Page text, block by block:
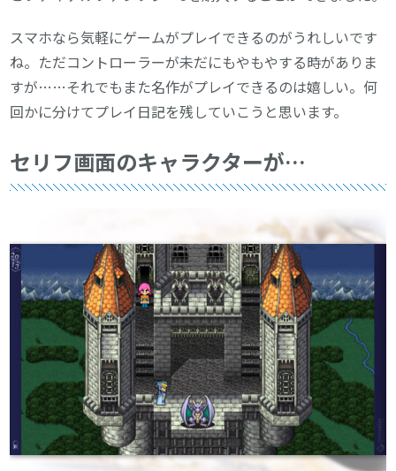
スマホなら気軽にゲームがプレイできるのがうれしいです
ね。ただコントローラーが未だにもやもやする時がありま
すが……それでもまた名作がプレイできるのは嬉しい。何
回かに分けてプレイ日記を残していこうと思います。
セリフ画面のキャラクターが…